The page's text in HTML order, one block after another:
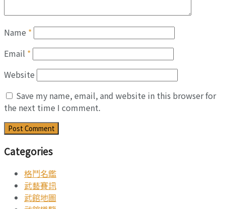
Name *
Email *
Website
Save my name, email, and website in this browser for
the next time I comment.
Categories
格鬥名鑑
武藝賽訊
武館地圖